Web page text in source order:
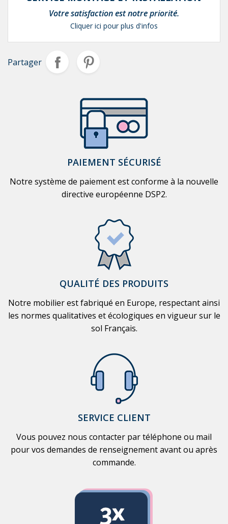
Votre satisfaction est notre priorité.
Cliquer ici pour plus d'infos
Partager
PAIEMENT SÉCURISÉ
Notre système de paiement est conforme à la nouvelle
directive européenne DSP2.
QUALITÉ DES PRODUITS
Notre mobilier est fabriqué en Europe, respectant ainsi
les normes qualitatives et écologiques en vigueur sur le
sol Français.
SERVICE CLIENT
Vous pouvez nous contacter par téléphone ou mail
pour vos demandes de renseignement avant ou après
commande.